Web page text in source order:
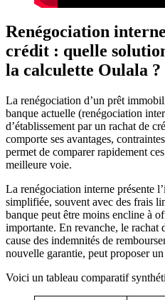
Renégociation
crédit : quelle
la calculette Oulala ?
La renégociation d’un prêt
banque actuelle (renégociation
d’établissement par un rachat de
comporte ses avantages,
permet de comparer rapidement
meilleure voie.
La renégociation interne présente
simplifiée, souvent avec des frais
banque peut être moins encline à
importante. En revanche, le rachat
cause des indemnités de
nouvelle garantie, peut proposer
Voici un tableau comparatif